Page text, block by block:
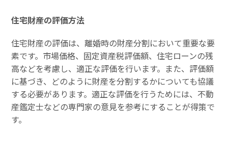
住宅財産の評価方法
住宅財産の評価は、離婚時の財産分割において重要な要
素です。市場価格、固定資産税評価額、住宅ローンの残
高などを考慮し、適正な評価を行います。また、評価額
に基づき、どのように財産を分割するかについても協議
する必要があります。適正な評価を行うためには、不動
産鑑定士などの専門家の意見を参考にすることが得策で
す。